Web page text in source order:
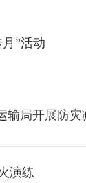
”活动
演练